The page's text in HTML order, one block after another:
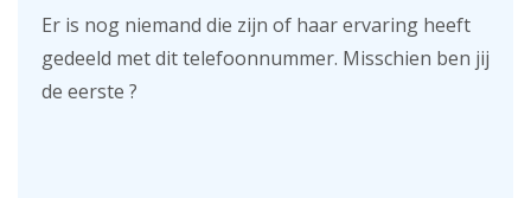
Er is nog niemand die zijn of haar ervaring heeft
gedeeld met dit telefoonnummer. Misschien ben jij
de eerste ?